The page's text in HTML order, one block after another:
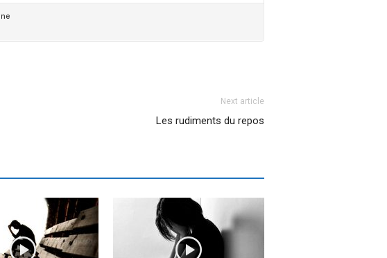
Next article
Les rudiments du repos